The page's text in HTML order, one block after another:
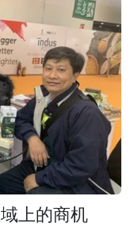
上的商机